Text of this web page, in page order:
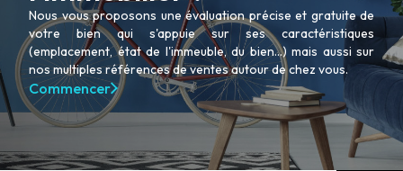
Nous vous proposons une évaluation précise et gratuite de
votre bien qui s'appuie sur ses caractéristiques
(emplacement, état de l'immeuble, du bien...) mais aussi sur
nos multiples références de ventes autour de chez vous.
Commencer